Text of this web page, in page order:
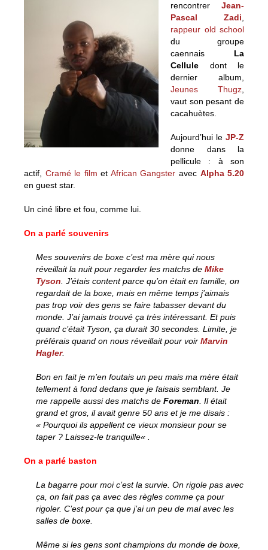
rencontrer Jean-
Pascal Zadi
rappeur old school
du groupe
caennais La
Cellule dont le
dernier album,
Jeunes Thugz
vaut son pesant de
cacahuètes.
Aujourd’hui le JP-Z
donne dans la
pellicule : à son
actif, Cramé le film et African Gangster avec Alpha 5.20
en guest star.
Un ciné libre et fou, comme lui.
On a parlé souvenirs
Mes souvenirs de boxe c’est ma mère qui nous
réveillait la nuit pour regarder les matchs de Mike
Tyson . J’étais content parce qu’on était en famille, on
regardait de la boxe, mais en même temps j’aimais
pas trop voir des gens se faire tabasser devant du
monde. J’ai jamais trouvé ça très intéressant. Et puis
quand c’était Tyson, ça durait 30 secondes. Limite, je
préférais quand on nous réveillait pour voir Marvin
Hagler.
Bon en fait je m’en foutais un peu mais ma mère était
tellement à fond dedans que je faisais semblant. Je
me rappelle aussi des matchs de Foreman . Il était
grand et gros, il avait genre 50 ans et je me disais :
« Pourquoi ils appellent ce vieux monsieur pour se
taper ? Laissez-le tranquille« .
On a parlé baston
La bagarre pour moi c’est la survie. On rigole pas avec
ça, on fait pas ça avec des règles comme ça pour
rigoler. C’est pour ça que j’ai un peu de mal avec les
salles de boxe.
Même si les gens sont champions du monde de boxe,